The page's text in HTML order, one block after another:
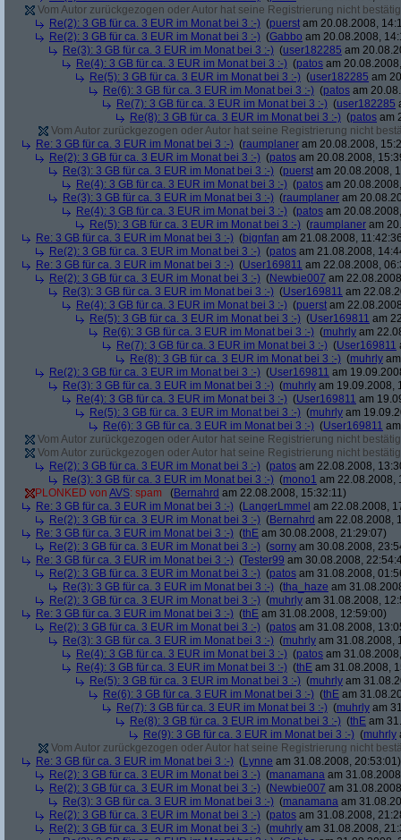
Vom Autor zurückgezogen oder Autor hat seine Registrierung nicht
Re(2): 3 GB für ca. 3 EUR im Monat bei 3 :-) (puerst am 20.08.2008,
Re(2): 3 GB für ca. 3 EUR im Monat bei 3 :-) (Gabbo am 20.08.2008,
Re(3): 3 GB für ca. 3 EUR im Monat bei 3 :-) (user182285 am
Re(4): 3 GB für ca. 3 EUR im Monat bei 3 :-) (patos am
Re(5): 3 GB für ca. 3 EUR im Monat bei 3 :-) (user182285 am
Re(6): 3 GB für ca. 3 EUR im Monat bei 3 :-) (patos am
Re(7): 3 GB für ca. 3 EUR im Monat bei 3 :-) (user182285
Re(8): 3 GB für ca. 3 EUR im Monat bei 3 :-) (patos am
Vom Autor zurückgezogen oder Autor hat seine Registrierung nicht
Re: 3 GB für ca. 3 EUR im Monat bei 3 :-) (raumplaner am 20.08.2008,
Re(2): 3 GB für ca. 3 EUR im Monat bei 3 :-) (patos am 20.08.2008,
Re(3): 3 GB für ca. 3 EUR im Monat bei 3 :-) (puerst am 20.08.2008,
Re(4): 3 GB für ca. 3 EUR im Monat bei 3 :-) (patos am
Re(3): 3 GB für ca. 3 EUR im Monat bei 3 :-) (raumplaner am
Re(4): 3 GB für ca. 3 EUR im Monat bei 3 :-) (patos am
Re(5): 3 GB für ca. 3 EUR im Monat bei 3 :-) (raumplaner am
Re: 3 GB für ca. 3 EUR im Monat bei 3 :-) (bignfan am 21.08.2008,
Re(2): 3 GB für ca. 3 EUR im Monat bei 3 :-) (patos am 21.08.2008,
Re: 3 GB für ca. 3 EUR im Monat bei 3 :-) (User169811 am 22.08.2008,
Re(2): 3 GB für ca. 3 EUR im Monat bei 3 :-) (Newbie007 am
Re(3): 3 GB für ca. 3 EUR im Monat bei 3 :-) (User169811 am
Re(4): 3 GB für ca. 3 EUR im Monat bei 3 :-) (puerst am
Re(5): 3 GB für ca. 3 EUR im Monat bei 3 :-) (User169811 am
Re(6): 3 GB für ca. 3 EUR im Monat bei 3 :-) (muhrly am
Re(7): 3 GB für ca. 3 EUR im Monat bei 3 :-) (User169811
Re(8): 3 GB für ca. 3 EUR im Monat bei 3 :-) (muhrly
Re(2): 3 GB für ca. 3 EUR im Monat bei 3 :-) (User169811 am
Re(3): 3 GB für ca. 3 EUR im Monat bei 3 :-) (muhrly am 19.09.2008,
Re(4): 3 GB für ca. 3 EUR im Monat bei 3 :-) (User169811 am
Re(5): 3 GB für ca. 3 EUR im Monat bei 3 :-) (muhrly am
Re(6): 3 GB für ca. 3 EUR im Monat bei 3 :-) (User169811
Vom Autor zurückgezogen oder Autor hat seine Registrierung nicht
Vom Autor zurückgezogen oder Autor hat seine Registrierung nicht
Re(2): 3 GB für ca. 3 EUR im Monat bei 3 :-) (patos am 22.08.2008,
Re(3): 3 GB für ca. 3 EUR im Monat bei 3 :-) (mono1 am 22.08.2008,
PLONKED von AVS: spam (Bernahrd am 22.08.2008, 15:32:11)
Re: 3 GB für ca. 3 EUR im Monat bei 3 :-) (LangerLmmel am 22.08.2008,
Re(2): 3 GB für ca. 3 EUR im Monat bei 3 :-) (Bernahrd am 22.08.2008,
Re: 3 GB für ca. 3 EUR im Monat bei 3 :-) (thE am 30.08.2008, 21:29:07)
Re(2): 3 GB für ca. 3 EUR im Monat bei 3 :-) (sorny am 30.08.2008,
Re: 3 GB für ca. 3 EUR im Monat bei 3 :-) (Tester99 am 30.08.2008,
Re(2): 3 GB für ca. 3 EUR im Monat bei 3 :-) (patos am 31.08.2008,
Re(3): 3 GB für ca. 3 EUR im Monat bei 3 :-) (tha_haze am
Re(2): 3 GB für ca. 3 EUR im Monat bei 3 :-) (muhrly am 31.08.2008,
Re: 3 GB für ca. 3 EUR im Monat bei 3 :-) (thE am 31.08.2008, 12:59:00)
Re(2): 3 GB für ca. 3 EUR im Monat bei 3 :-) (patos am 31.08.2008,
Re(3): 3 GB für ca. 3 EUR im Monat bei 3 :-) (muhrly am 31.08.2008,
Re(4): 3 GB für ca. 3 EUR im Monat bei 3 :-) (patos am
Re(4): 3 GB für ca. 3 EUR im Monat bei 3 :-) (thE am 31.08.2008,
Re(5): 3 GB für ca. 3 EUR im Monat bei 3 :-) (muhrly am
Re(6): 3 GB für ca. 3 EUR im Monat bei 3 :-) (thE am
Re(7): 3 GB für ca. 3 EUR im Monat bei 3 :-) (muhrly am
Re(8): 3 GB für ca. 3 EUR im Monat bei 3 :-) (thE am
Re(9): 3 GB für ca. 3 EUR im Monat bei 3 :-) (muhrly
Vom Autor zurückgezogen oder Autor hat seine Registrierung nicht
Re: 3 GB für ca. 3 EUR im Monat bei 3 :-) (Lynne am 31.08.2008, 20:53:01)
Re(2): 3 GB für ca. 3 EUR im Monat bei 3 :-) (manamana am
Re(2): 3 GB für ca. 3 EUR im Monat bei 3 :-) (Newbie007 am
Re(3): 3 GB für ca. 3 EUR im Monat bei 3 :-) (manamana am
Re(2): 3 GB für ca. 3 EUR im Monat bei 3 :-) (patos am 31.08.2008,
Re(2): 3 GB für ca. 3 EUR im Monat bei 3 :-) (muhrly am 31.08.2008,